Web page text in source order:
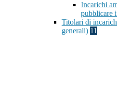
Incarichi
pubblicare
Titolari di
generali) 11